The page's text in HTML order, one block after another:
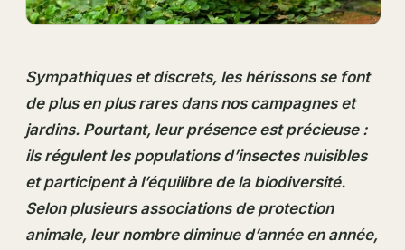
Sympathiques et discrets, les hérissons se font
de plus en plus rares dans nos campagnes et
jardins. Pourtant, leur présence est précieuse :
ils régulent les populations d’insectes nuisibles
et participent à l’équilibre de la biodiversité.
Selon plusieurs associations de protection
animale, leur nombre diminue d’année en année,